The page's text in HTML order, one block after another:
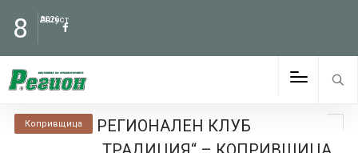
8 Август
2026
Копривщица
РЕГИОНАЛЕН КЛУБ